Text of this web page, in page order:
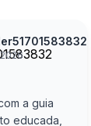
a guia
educada,